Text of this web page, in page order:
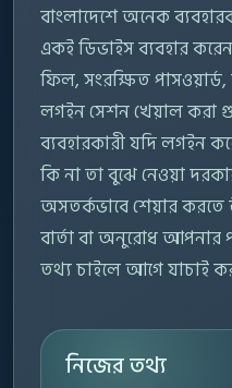
বাংলাদেশে অনেক
একই ডিভাইস ব্যবহার
ফিল, সংরক্ষিত
লগইন সেশন খেয়াল করা
ব্যবহারকারী যদি লগইন
কি না তা বুঝে নেওয়া
অসতর্কভাবে শেয়ার
বার্তা বা অনুরোধ আপনার
তথ্য চাইলে আগে যাচাই
নিজের তথ্য